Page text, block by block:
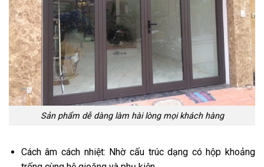
Sản phẩm dễ dàng làm hài lòng mọi khách hàng
Cách âm cách nhiệt: Nhờ cấu trúc dạng có hộp khoảng